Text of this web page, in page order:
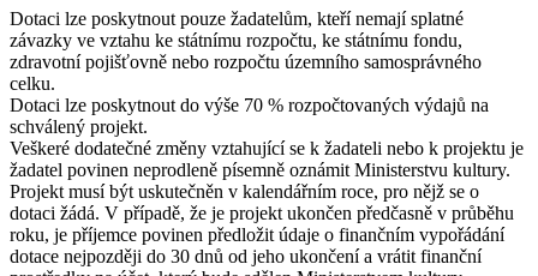
Dotaci lze poskytnout pouze žadatelům, kteří nemají splatné
závazky ve vztahu ke státnímu rozpočtu, ke státnímu fondu,
zdravotní pojišťovně nebo rozpočtu územního samosprávného
celku.
Dotaci lze poskytnout do výše 70 % rozpočtovaných výdajů na
schválený projekt.
Veškeré dodatečné změny vztahující se k žadateli nebo k projektu je
žadatel povinen neprodleně písemně oznámit Ministerstvu kultury.
Projekt musí být uskutečněn v kalendářním roce, pro nějž se o
dotaci žádá. V případě, že je projekt ukončen předčasně v průběhu
roku, je příjemce povinen předložit údaje o finančním vypořádání
dotace nejpozději do 30 dnů od jeho ukončení a vrátit finanční